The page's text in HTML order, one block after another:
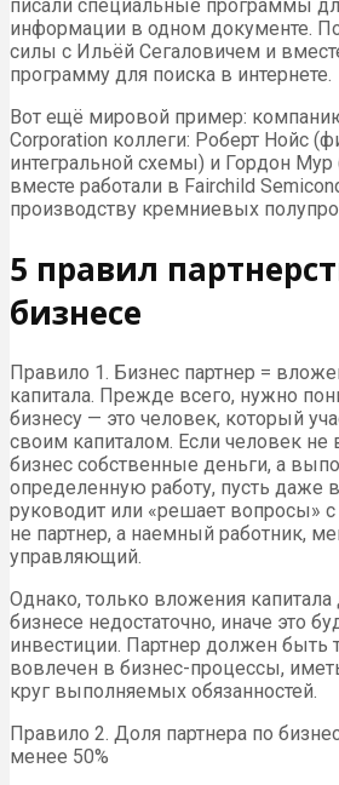
писали специальные программы
информации в одном документе.
силы с Ильёй Сегаловичем и
программу для поиска в интернете.
Вот ещё мировой пример:
Corporation коллеги: Роберт Нойс
интегральной схемы) и Гордон
вместе работали в Fairchild
производству кремниевых
5 правил
бизнесе
Правило 1. Бизнес партнер =
капитала. Прежде всего, нужно
бизнесу — это человек, который
своим капиталом. Если человек
бизнес собственные деньги, а
определенную работу, пусть даже
руководит или «решает вопросы» с
не партнер, а наемный работник,
управляющий.
Однако, только вложения капитала
бизнесе недостаточно, иначе это
инвестиции. Партнер должен быть
вовлечен в бизнес-процессы,
круг выполняемых обязанностей.
Правило 2. Доля партнера по
менее 50%